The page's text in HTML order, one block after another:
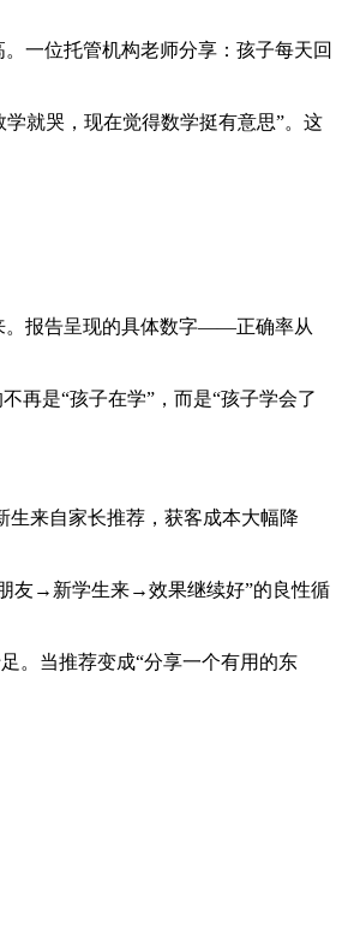
一位托管机构老师分享：孩子每天回
就哭，现在觉得数学挺有意思”。这
。报告呈现的具体数字——正确率从
再是“孩子在学”，而是“孩子学会了
生来自家长推荐，获客成本大幅降
友→新学生来→效果继续好”的良性循
。当推荐变成“分享一个有用的东